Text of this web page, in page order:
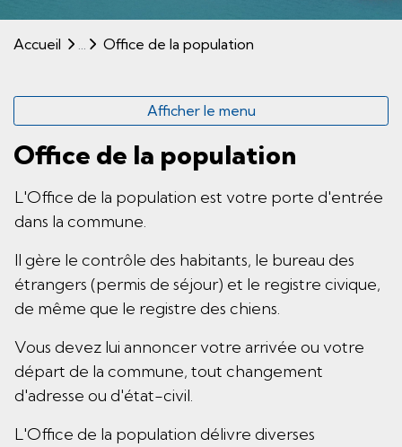
Accueil Office de la population(sélectionné)
Afficher le menu
Office de la population
L'Office de la population est votre porte d'entrée
dans la commune.
Il gère le contrôle des habitants, le bureau des
étrangers (permis de séjour) et le registre civique,
de même que le registre des chiens.
Vous devez lui annoncer votre arrivée ou votre
départ de la commune, tout changement
d'adresse ou d'état-civil.
L'Office de la population délivre diverses